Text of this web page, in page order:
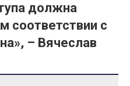
должна
соответствии с
– Вячеслав